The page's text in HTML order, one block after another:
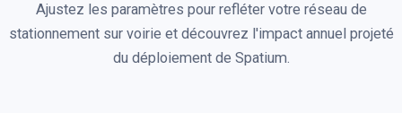
Ajustez les paramètres pour refléter votre réseau de
stationnement sur voirie et découvrez l'impact annuel projeté
du déploiement de Spatium.